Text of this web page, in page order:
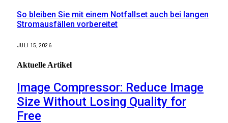
So bleiben Sie mit einem Notfallset auch bei langen
Stromausfällen vorbereitet
JULI 15, 2026
Aktuelle Artikel
Image Compressor: Reduce Image
Size Without Losing Quality for
Free